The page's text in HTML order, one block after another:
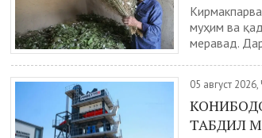
муҳим ва
меравад.
05 август
ТАБДИЛ